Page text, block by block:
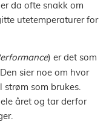
da ofte snakk om
utetemperaturer for
) er det som
. Den sier noe om hvor
som brukes.
året og tar derfor